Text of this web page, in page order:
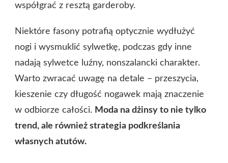
współgrać z resztą garderoby.
Niektóre fasony potrafią optycznie wydłużyć
nogi i wysmuklić sylwetkę, podczas gdy inne
nadają sylwetce luźny, nonszalancki charakter.
Warto zwracać uwagę na detale – przeszycia,
kieszenie czy długość nogawek mają znaczenie
w odbiorze całości. Moda na dżinsy to nie tylko
trend, ale również strategia podkreślania
własnych atutów.